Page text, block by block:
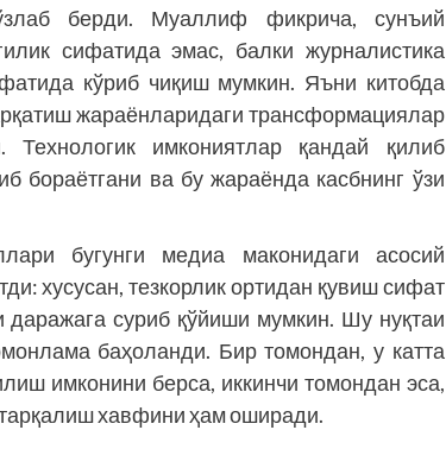
берди. Муаллиф фикрича, сунъий
сифатида эмас, балки журналистика
кўриб чиқиш мумкин. Яъни китобда
жараёнларидаги трансформациялар
Технологик имкониятлар қандай қилиб
бораётгани ва бу жараёнда касбнинг ўзи
бугунги медиа маконидаги асосий
хусусан, тезкорлик ортидан қувиш сифат
суриб қўйиши мумкин. Шу нуқтаи
баҳоланди. Бир томондан, у катта
имконини берса, иккинчи томондан эса,
хавфини ҳам оширади.